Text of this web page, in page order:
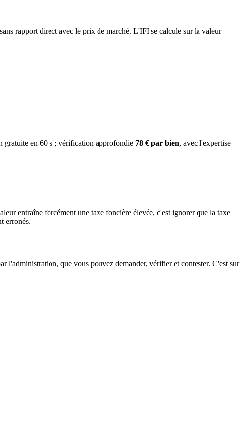
rapport direct avec le prix de marché. L'IFI se calcule sur la valeur
gratuite en 60 s ; vérification approfondie 78 € par bien, avec l'expertise
entraîne forcément une taxe foncière élevée, c'est ignorer que la taxe
erronés.
l'administration, que vous pouvez demander, vérifier et contester. C'est sur